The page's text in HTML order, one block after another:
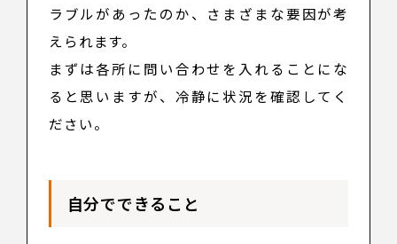
ラブルがあったのか、さまざまな要因が考
えられます。
まずは各所に問い合わせを入れることにな
ると思いますが、冷静に状況を確認してく
ださい。
自分でできること